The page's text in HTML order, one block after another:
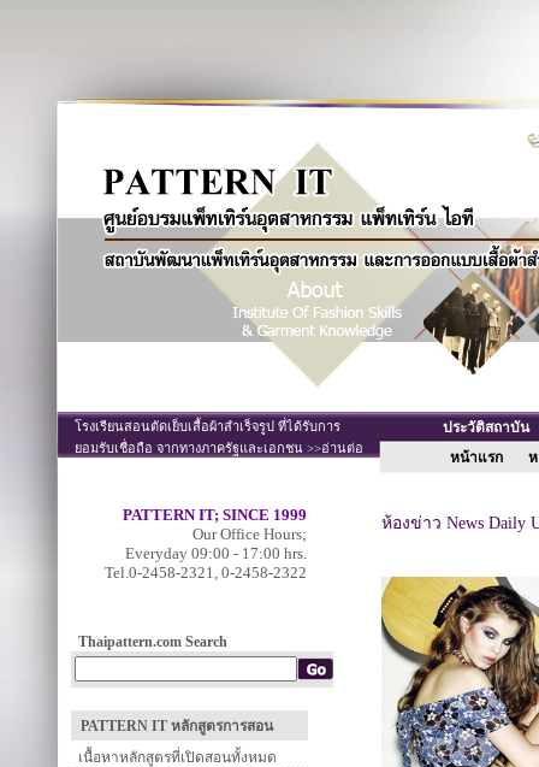
โรงเรียนสอนตัดเย็บเสื้อผ้าสำเร็จรูป ที่ได้รับการ
ยอมรับเชื่อถือ จากทางภาครัฐและเอกชน >>อ่านต่อ
ประวัติสถาบัน
หน้าแรก
ห
PATTERN IT; SINCE 1999
Our Office Hours;
Everyday 09:00 - 17:00 hrs.
Tel.0-2458-2321, 0-2458-2322
Thaipattern.com Search
PATTERN IT หลักสูตรการสอน
เนื้อหาหลักสูตรที่เปิดสอนทั้งหมด
ห้องข่าว News Daily